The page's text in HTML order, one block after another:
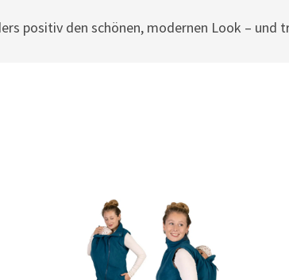
positiv den schönen, modernen Look –